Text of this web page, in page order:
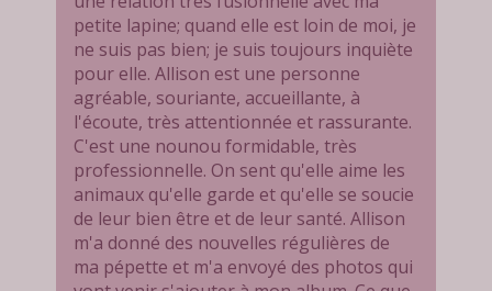
petite lapine; quand elle est loin de moi, je
ne suis pas bien; je suis toujours inquiète
pour elle. Allison est une personne
agréable, souriante, accueillante, à
l'écoute, très attentionnée et rassurante.
C'est une nounou formidable, très
professionnelle. On sent qu'elle aime les
animaux qu'elle garde et qu'elle se soucie
de leur bien être et de leur santé. Allison
m'a donné des nouvelles régulières de
ma pépette et m'a envoyé des photos qui